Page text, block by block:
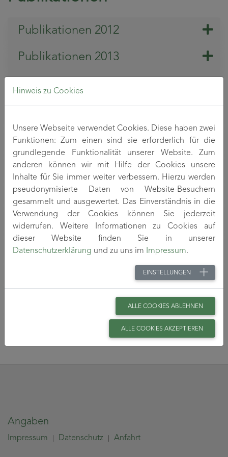
Publikationen 2012
Publikationen 2013
Publikationen 2015
Publikationen 2016
Publikationen 2017
Publikationen 2018
Publikationen 2019
Publikationen 2020
Publikationen 2022
Publikationen 2023
Angaben
Impressum Datenschutz Anfahrt
Hinweis zu Cookies
Unsere Webseite verwendet Cookies. Diese haben zwei
Funktionen: Zum einen sind sie erforderlich für die
grundlegende Funktionalität unserer Website. Zum
anderen können wir mit Hilfe der Cookies unsere
Inhalte für Sie immer weiter verbessern. Hierzu werden
pseudonymisierte Daten von Website-Besuchern
gesammelt und ausgewertet. Das Einverständnis in die
Verwendung der Cookies können Sie jederzeit
widerrufen. Weitere Informationen zu Cookies auf
dieser Website finden Sie in unserer
Datenschutzerklärung und zu uns im Impressum.
EINSTELLUNGEN
ALLE COOKIES ABLEHNEN
ALLE COOKIES AKZEPTIEREN